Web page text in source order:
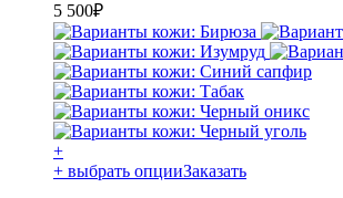
5 500₽
+
+ выбрать опцииЗаказать